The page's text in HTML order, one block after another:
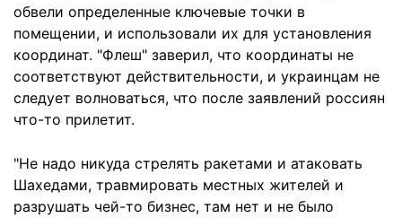
обвели определенные ключевые точки в
помещении, и использовали их для установления
координат. "Флеш" заверил, что координаты не
соответствуют действительности, и украинцам не
следует волноваться, что после заявлений россиян
что-то прилетит.
"Не надо никуда стрелять ракетами и атаковать
Шахедами, травмировать местных жителей и
разрушать чей-то бизнес, там нет и не было